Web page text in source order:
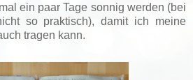
ein paar Tage sonnig werden (bei
so praktisch), damit ich meine
tragen kann.